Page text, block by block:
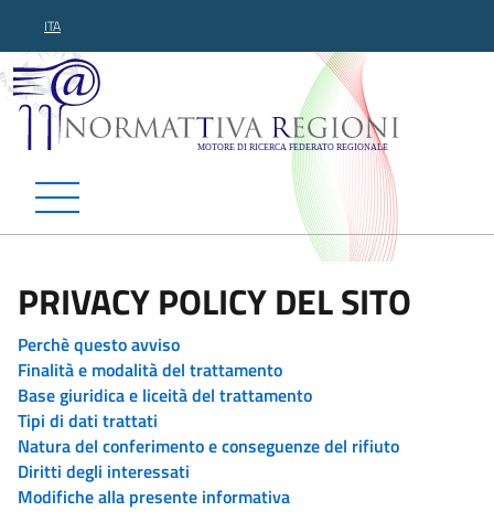
ITA
Normattiva Regioni -
PRIVACY POLICY DEL SITO
Perchè questo avviso
Finalità e modalità del trattamento
Base giuridica e liceità del trattamento
Tipi di dati trattati
Natura del conferimento e conseguenze del rifiuto
Diritti degli interessati
Modifiche alla presente informativa